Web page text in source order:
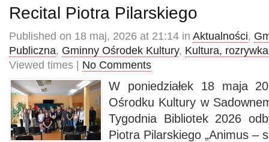
Recital Piotra Pilarskiego
Published on 18 maj, 2026 at 21:14 in Aktualności,
Publiczna, Gminny Ośrodek Kultury, Kultura,
Viewed times | No Comments
W poniedziałek 18 maja
Ośrodku Kultury w
Tygodnia Bibliotek 2026
Piotra Pilarskiego „Animus –